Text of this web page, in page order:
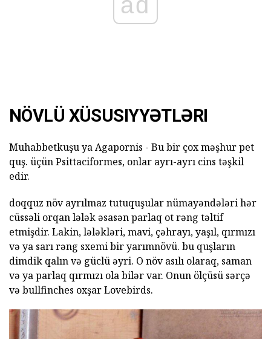
NÖVLÜ XÜSUSIYYƏTLƏRI
Muhabbetkuşu ya Agapornis - Bu bir çox məşhur pet
quş. üçün Psittaciformes, onlar ayrı-ayrı cins təşkil
edir.
doqquz növ ayrılmaz tutuquşular nümayəndələri hər
cüssəli orqan lələk əsasən parlaq ot rəng təltif
etmişdir. Lakin, lələkləri, mavi, çəhrayı, yaşıl, qırmızı
və ya sarı rəng sxemi bir yarımnövü. bu quşların
dimdik qalın və güclü əyri. O növ asılı olaraq, saman
və ya parlaq qırmızı ola bilər var. Onun ölçüsü sərçə
və bullfinches oxşar Lovebirds.